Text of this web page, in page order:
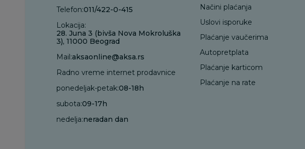
Telefon:011/422-0-415
Lokacija:
28. Juna 3 (bivša Nova Mokroluška
3), 11000 Beograd
Mail:aksaonline@aksa.rs
Radno vreme internet prodavnice
ponedeljak-petak:08-18h
subota:09-17h
nedelja:neradan dan
Načini plaćanja
Uslovi isporuke
Plaćanje vaučerima
Autopretplata
Plaćanje karticom
Plaćanje na rate